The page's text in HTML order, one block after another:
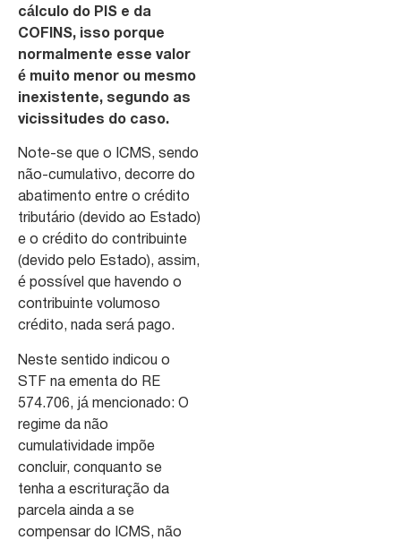
cálculo do PIS e da
COFINS, isso porque
normalmente esse valor
é muito menor ou mesmo
inexistente, segundo as
vicissitudes do caso.
Note-se que o ICMS, sendo
não-cumulativo, decorre do
abatimento entre o crédito
tributário (devido ao Estado)
e o crédito do contribuinte
(devido pelo Estado), assim,
é possível que havendo o
contribuinte volumoso
crédito, nada será pago.
Neste sentido indicou o
STF na ementa do RE
574.706, já mencionado: O
regime da não
cumulatividade impõe
concluir, conquanto se
tenha a escrituração da
parcela ainda a se
compensar do ICMS, não